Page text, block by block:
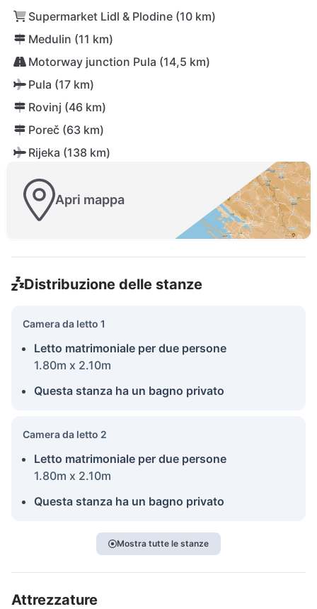
Supermarket Lidl & Plodine (10 km)
Medulin (11 km)
Motorway junction Pula (14,5 km)
Pula (17 km)
Rovinj (46 km)
Poreč (63 km)
Rijeka (138 km)
Apri mappa
Distribuzione delle stanze
Camera da letto 1
Letto matrimoniale per due persone
1.80m x 2.10m
Questa stanza ha un bagno privato
Camera da letto 2
Letto matrimoniale per due persone
1.80m x 2.10m
Questa stanza ha un bagno privato
Mostra tutte le stanze
Attrezzature